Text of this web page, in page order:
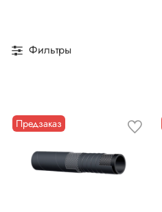
Фильтры
Предзаказ